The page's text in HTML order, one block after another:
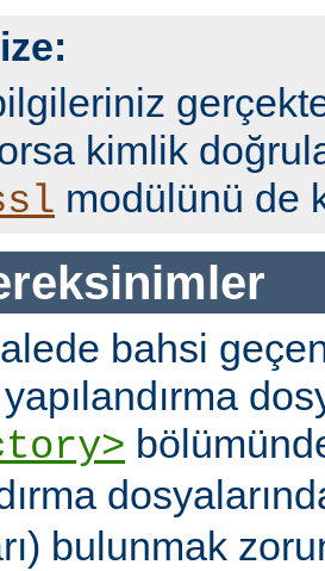
kimlik
modülünü de
bahsi
bulunmak